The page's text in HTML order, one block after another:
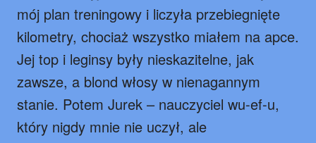
mój plan treningowy i liczyła przebiegnięte
kilometry, chociaż wszystko miałem na apce.
Jej top i leginsy były nieskazitelne, jak
zawsze, a blond włosy w nienagannym
stanie. Potem Jurek – nauczyciel wu-ef-u,
który nigdy mnie nie uczył, ale